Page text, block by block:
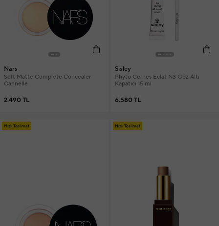
Nars
Soft Matte Complete Concealer
Cannelle
2.490 TL
Sisley
Phyto Cernes Eclat N3 Göz Altı
Kapatıcı 15 ml
6.580 TL
Hızlı Teslimat Hızlı Teslimat